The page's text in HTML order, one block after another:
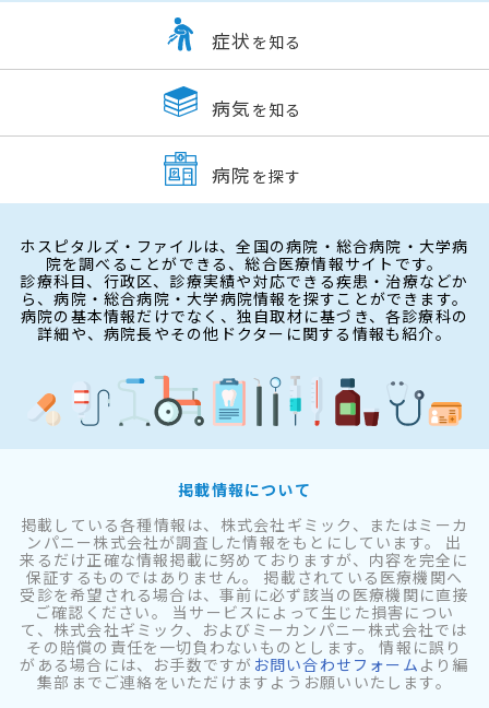
症状 を知る
病気 を知る
病院 を探す
ホスピタルズ・ファイルは、全国の病院・総合病院・大学病
院を調べることができる、総合医療情報サイトです。
診療科目、行政区、診療実績や対応できる疾患・治療などか
ら、病院・総合病院・大学病院情報を探すことができます。
病院の基本情報だけでなく、独自取材に基づき、各診療科の
詳細や、病院長やその他ドクターに関する情報も紹介。
掲載情報について
掲載している各種情報は、株式会社ギミック、またはミーカ
ンパニー株式会社が調査した情報をもとにしています。 出
来るだけ正確な情報掲載に努めておりますが、内容を完全に
保証するものではありません。 掲載されている医療機関へ
受診を希望される場合は、事前に必ず該当の医療機関に直接
ご確認ください。 当サービスによって生じた損害につい
て、株式会社ギミック、およびミーカンパニー株式会社では
その賠償の責任を一切負わないものとします。 情報に誤り
がある場合には、お手数ですが お問い合わせフォーム より編
集部までご連絡をいただけますようお願いいたします。